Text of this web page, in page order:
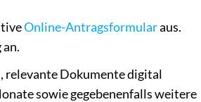
Online-Antragsformularaus.
relevante Dokumente digital
sowie gegebenenfalls weitere